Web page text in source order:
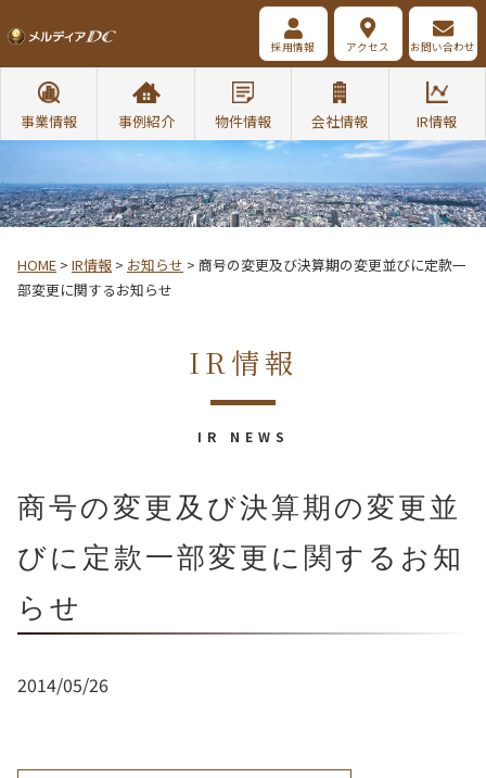
採用情報 アクセス お問い合わせ
事業情報 事例紹介 物件情報 会社情報 IR情報
HOME > IR情報 > お知らせ > 商号の変更及び決算期の変更並びに定款一
部変更に関するお知らせ
IR情報
IR NEWS
商号の変更及び決算期の変更並
びに定款一部変更に関するお知
らせ
2014/05/26